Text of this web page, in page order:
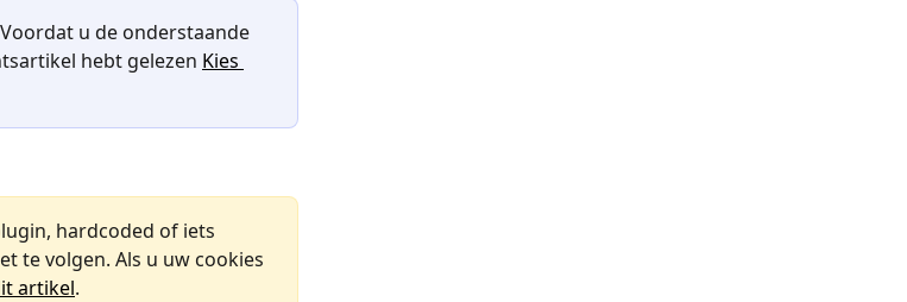
u de onderstaande
hebt gelezen Kies
hardcoded of iets
te volgen. Als u uw cookies
artikel.